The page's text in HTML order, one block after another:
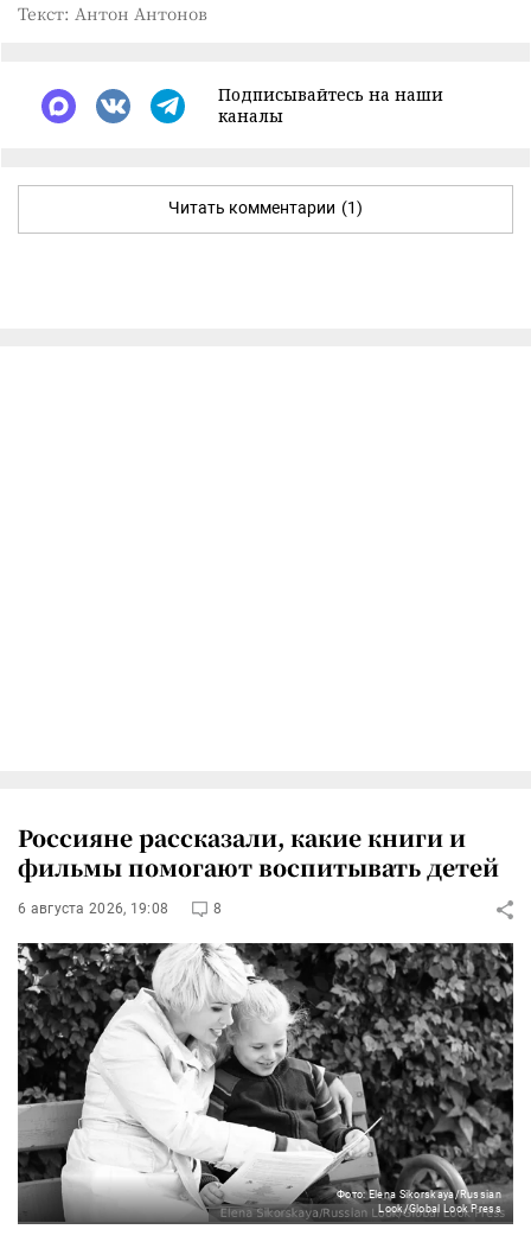
Текст: Антон Антонов
Подписывайтесь на наши
каналы
Читать комментарии (1)
Россияне рассказали, какие книги и
фильмы помогают воспитывать детей
6 августа 2026, 19:08 8
Фото: Elena Sikorskaya/Russian
Look/Global Look Press